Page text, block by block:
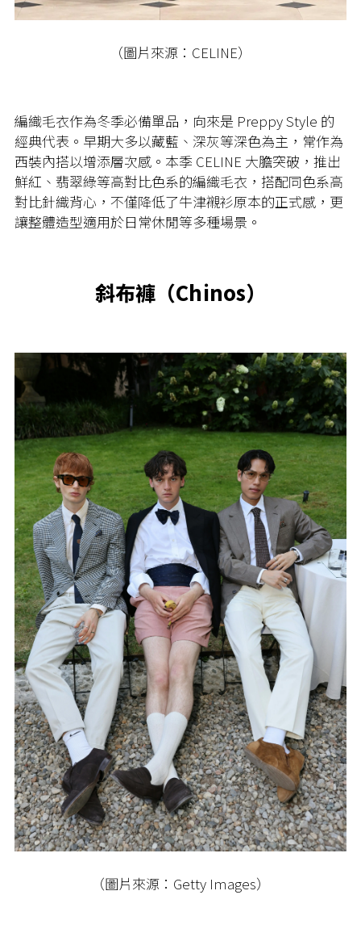
（圖片來源：CELINE）
編織毛衣作為冬季必備單品，向來是 Preppy Style 的
經典代表。早期大多以藏藍、深灰等深色為主，常作為
西裝內搭以增添層次感。本季 CELINE 大膽突破，推出
鮮紅、翡翠綠等高對比色系的編織毛衣，搭配同色系高
對比針織背心，不僅降低了牛津襯衫原本的正式感，更
讓整體造型適用於日常休閒等多種場景。
斜布褲（Chinos）​
（圖片來源：Getty Images）